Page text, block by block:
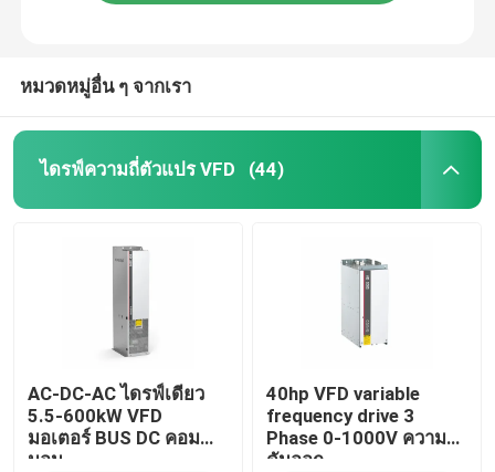
หมวดหมู่อื่น ๆ จากเรา
ไดรฟ์ความถี่ตัวแปร VFD (44)
AC-DC-AC ไดรฟ์เดียว
5.5-600kW VFD
มอเตอร์ BUS DC คอม
มอน
40hp VFD variable
frequency drive 3
Phase 0-1000V ความ
ดันออก